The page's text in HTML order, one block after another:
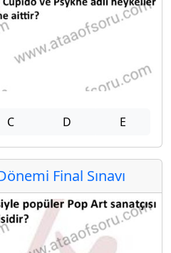
C D E
Final Sınavı